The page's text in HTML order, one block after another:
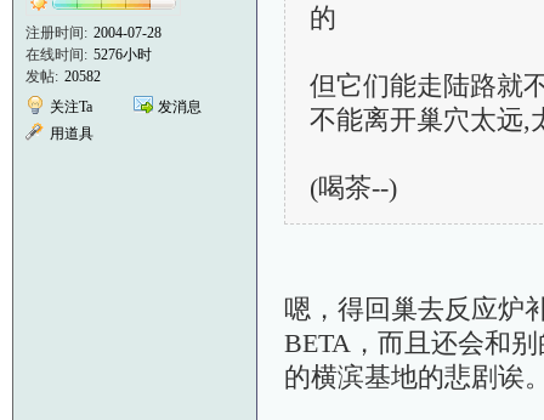
注册时间: 2004-07-28
在线时间: 5276小时
发帖: 20582
关注Ta
发消息
用道具
的
但它们能走陆路就
不能离开巢穴太远,
(喝茶--)
嗯，得回巢去反应炉
BETA，而且还会和
的横滨基地的悲剧诶